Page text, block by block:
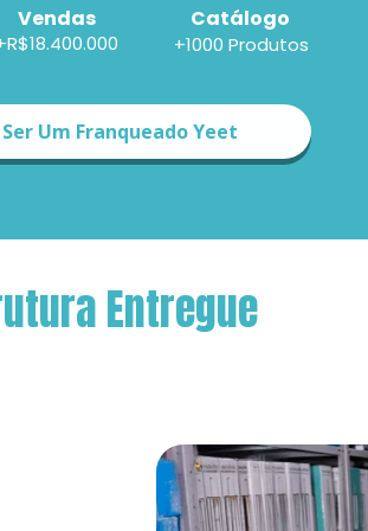
Catálogo
Vendas
+1000 Produtos
Um Franqueado Yeet
Entregue